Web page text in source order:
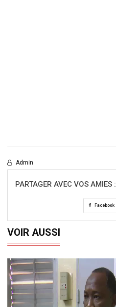
Admin
PARTAGER AVEC VOS AMIES :
Facebook
VOIR AUSSI